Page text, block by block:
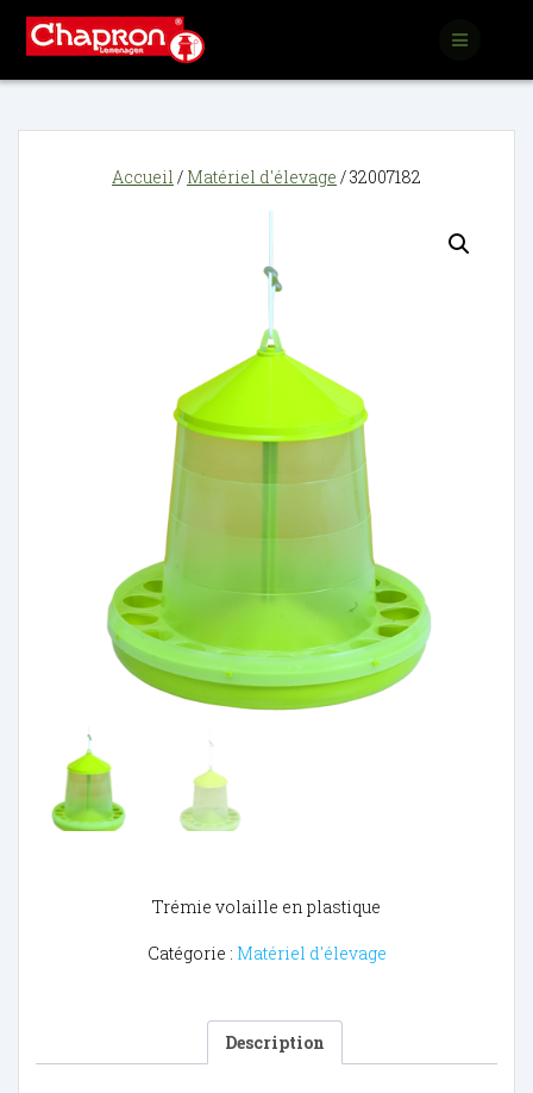
Accueil / Matériel d'élevage / 32007182
Trémie volaille en plastique
Catégorie : Matériel d'élevage
Description